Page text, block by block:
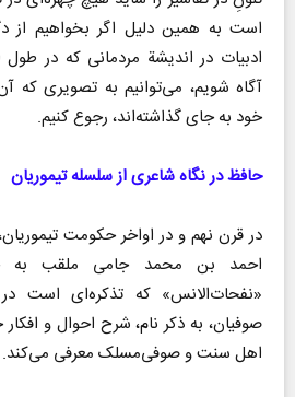
است به همین دلیل اگر بخواهیم
ادبیات در اندیشة مردمانی که در
آگاه شویم، می‌توانیم به تصویری که
خود به جای گذاشته‌اند، رجوع کنیم.
حافظ در نگاه شاعری از سلسله تیموریان
در قرن نهم و در اواخر حکومت
احمد بن محمد جامی ملقب به
«نفحات‌الانس» که تذکره‌ای است
صوفیان، به ذکر نام، شرح احوال و افکار
اهل سنت و صوفی‌مسلک معرفی می‌کند.